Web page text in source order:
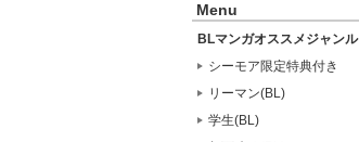
Menu
BLマンガオススメジャンル
シーモア限定特典付き
リーマン(BL)
学生(BL)